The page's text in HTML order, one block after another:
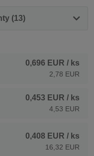
(13)
0,696 EUR / ks
2,78 EUR
0,453 EUR / ks
4,53 EUR
0,408 EUR / ks
16,32 EUR